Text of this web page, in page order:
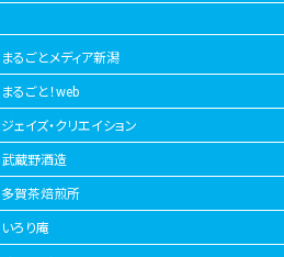
まるごとメディア新潟
まるごと！web
ジェイズ・クリエイション
武蔵野酒造
多賀茶焙煎所
いろり庵